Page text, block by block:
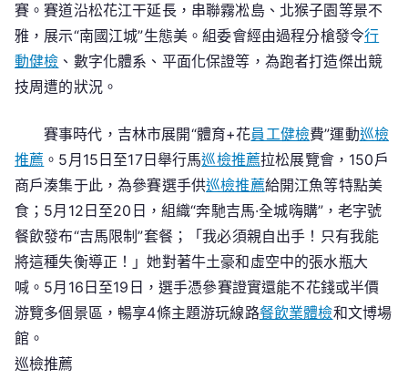
賽。賽道沿松花江干延長，串聯霧凇島、北猴子園等景不
雅，展示“南國江城”生態美。組委會經由過程分槍發令行
動健檢 、數字化體系、平面化保證等，為跑者打造傑出競
技周遭的狀況。
賽事時代，吉林市展開“體育+花員工健檢費”運動巡檢
推薦 。5月15日至17日舉行馬巡檢推薦拉松展覽會，150戶
商戶湊集于此，為參賽選手供巡檢推薦給開江魚等特點美
食；5月12日至20日，組織“奔馳吉馬·全城嗨購”，老字號
餐飲發布“吉馬限制”套餐；「我必須親自出手！只有我能
將這種失衡導正！」她對著牛土豪和虛空中的張水瓶大
喊。5月16日至19日，選手憑參賽證實還能不花錢或半價
游覽多個景區，暢享4條主題游玩線路餐飲業體檢和文博場
館。
巡檢推薦